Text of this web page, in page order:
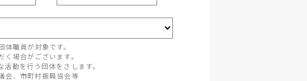
職員が対象です。
場合がございます。
動を行う団体をさします。
会、市町村振興協会等